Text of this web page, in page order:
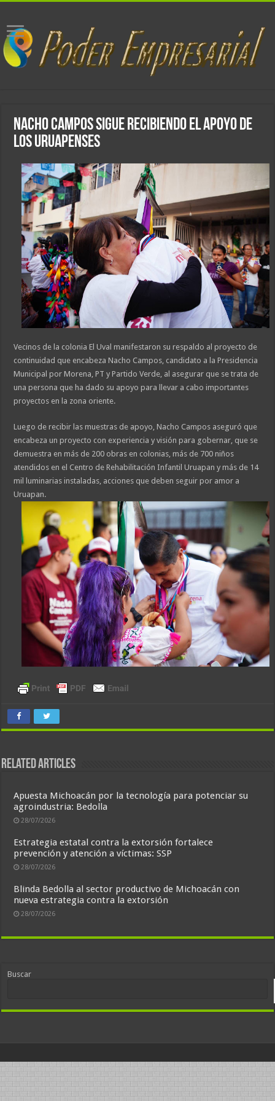
Nacho Campos sigue recibiendo el apoyo de
los uruapenses
Vecinos de la colonia El Uval manifestaron su respaldo al proyecto de
continuidad que encabeza Nacho Campos, candidato a la Presidencia
Municipal por Morena, PT y Partido Verde, al asegurar que se trata de
una persona que ha dado su apoyo para llevar a cabo importantes
proyectos en la zona oriente.
Luego de recibir las muestras de apoyo, Nacho Campos aseguró que
encabeza un proyecto con experiencia y visión para gobernar, que se
demuestra en más de 200 obras en colonias, más de 700 niños
atendidos en el Centro de Rehabilitación Infantil Uruapan y más de 14
mil luminarias instaladas, acciones que deben seguir por amor a
Uruapan.
Related Articles
Apuesta Michoacán por la tecnología para potenciar su
agroindustria: Bedolla
28/07/2026
Estrategia estatal contra la extorsión fortalece
prevención y atención a víctimas: SSP
28/07/2026
Blinda Bedolla al sector productivo de Michoacán con
nueva estrategia contra la extorsión
28/07/2026
Buscar